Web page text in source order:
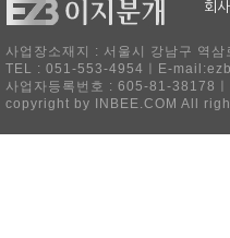
회
사업장소재지 : 서울시 강남구 역
TEL : 051-553-4954ㅣE-
사업자등록번호 : 605-81-38178
copyright by INBEE.COM All